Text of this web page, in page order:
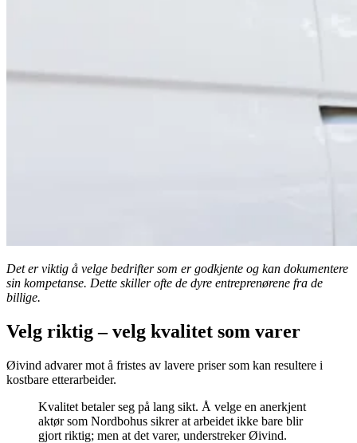
Det er viktig å velge bedrifter som er godkjente og kan dokumentere
sin kompetanse. Dette skiller ofte de dyre entreprenørene fra de
billige.
Velg riktig – velg kvalitet som varer
Øivind advarer mot å fristes av lavere priser som kan resultere i
kostbare etterarbeider.
Kvalitet betaler seg på lang sikt. Å velge en anerkjent
aktør som Nordbohus sikrer at arbeidet ikke bare blir
gjort riktig; men at det varer, understreker Øivind.